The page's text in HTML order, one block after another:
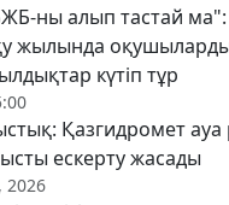
ны алып тастай ма":
жылында
күтіп тұр
Қазгидромет
ескерту жасады
2026